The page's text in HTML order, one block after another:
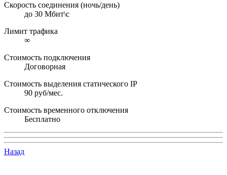
Скорость соединения (ночь/день)
до 30 Мбит\с
Лимит трафика
∞
Стоимость подключения
Договорная
Стоимость выделения статического IP
90 руб/мес.
Стоимость временного отключения
Бесплатно
Назад